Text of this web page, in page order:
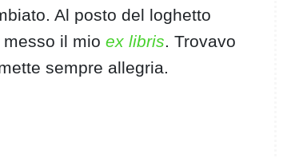
Al posto del loghetto
il mio ex libris. Trovavo
sempre allegria.